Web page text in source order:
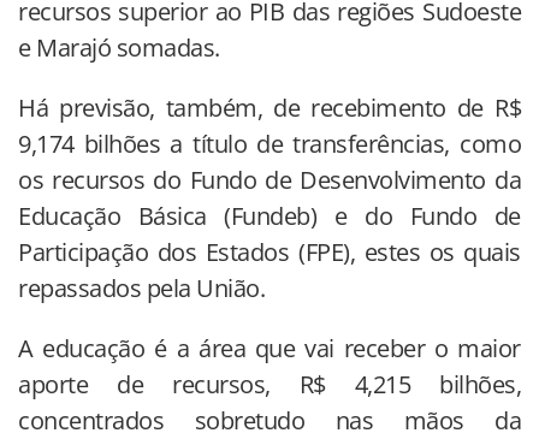
recursos superior ao PIB das regiões Sudoeste
e Marajó somadas.
Há previsão, também, de recebimento de R$
9,174 bilhões a título de transferências, como
os recursos do Fundo de Desenvolvimento da
Educação Básica (Fundeb) e do Fundo de
Participação dos Estados (FPE), estes os quais
repassados pela União.
A educação é a área que vai receber o maior
aporte de recursos, R$ 4,215 bilhões,
concentrados sobretudo nas mãos da